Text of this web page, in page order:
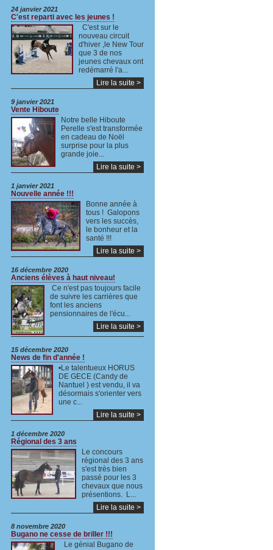
24 janvier 2021
C'est reparti avec les jeunes !
C'est sur le
nouveau circuit
d'hiver ,le New Tour
que 3 de nos
jeunes chevaux ont
redémarré l'a...
Lire la suite >
9 janvier 2021
Vente Hiboute
Notre belle Hiboute
Perelle s'est transformée
en cadeau de Noël
surprise pour la plus
grande joie...
Lire la suite >
1 janvier 2021
Nouvelle année !!!
Bonne année à
tous ! Galopons
vers les succès,
le bonheur et la
santé !!!
Lire la suite >
16 décembre 2020
Anciens élèves à haut niveau!
Ce n'est pas toujours facile
de suivre les carrières que
font les anciens
pensionnaires de l'écu...
Lire la suite >
15 décembre 2020
News de fin d'année !
•Le talentueux HORUS
DE GECE (Candy de
Nantuel ) est vendu, il va
désormais s'orienter vers
une c...
Lire la suite >
1 décembre 2020
Régional des 3 ans
Le concours
régional des 3 ans
s'est très bien
passé pour les 3
chevaux que nous
présentions. L...
Lire la suite >
8 novembre 2020
Bugano ne cesse de briller !!!
Le génial Bugano de